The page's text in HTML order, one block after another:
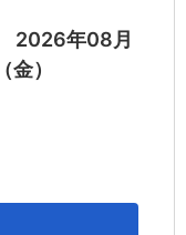
2026年08月
）